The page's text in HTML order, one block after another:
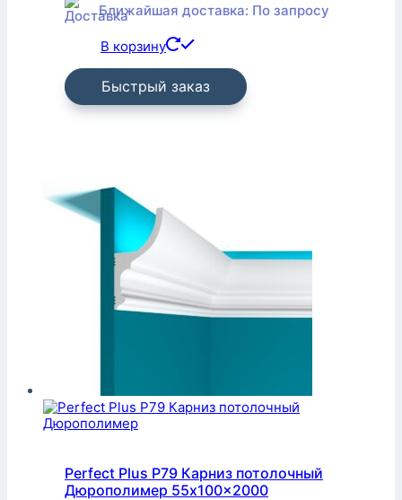
Ближайшая доставка: По запросу
В корзину
Быстрый заказ
Perfect Plus P79 Карниз потолочный
Дюрополимер 55x100x2000